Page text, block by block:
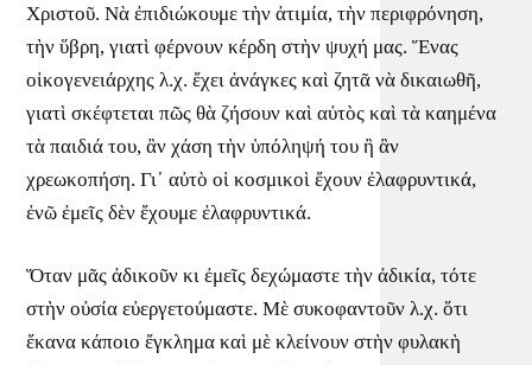
Χριστοῦ. Νὰ ἐπιδιώκουμε τὴν ἀτιμία, τὴν περιφρόνηση,
τὴν ὕβρη, γιατὶ φέρνουν κέρδη στὴν ψυχή μας. Ἕνας
οἰκογενειάρχης λ.χ. ἔχει ἀνάγκες καὶ ζητᾶ νὰ δικαιωθῆ,
γιατὶ σκέφτεται πῶς θὰ ζήσουν καὶ αὐτὸς καὶ τὰ καημένα
τὰ παιδιά του, ἂν χάση τὴν ὑπόληψή του ἢ ἂν
χρεωκοπήση. Γι᾿ αὐτὸ οἱ κοσμικοὶ ἔχουν ἐλαφρυντικά,
ἐνῶ ἐμεῖς δὲν ἔχουμε ἐλαφρυντικά.
Ὅταν μᾶς ἀδικοῦν κι ἐμεῖς δεχώμαστε τὴν ἀδικία, τότε
στὴν οὐσία εὐεργετούμαστε. Μὲ συκοφαντοῦν λ.χ. ὅτι
ἔκανα κάποιο ἔγκλημα καὶ μὲ κλείνουν στὴν φυλακὴ